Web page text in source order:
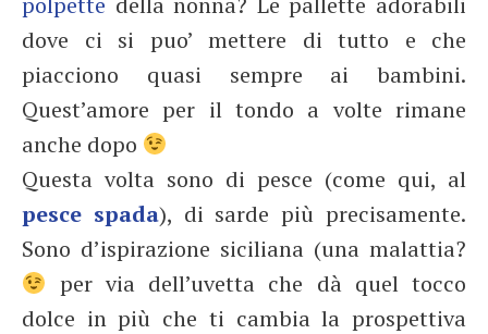
dove ci si puo’ mettere di tutto e che
piacciono quasi sempre ai bambini.
Quest’amore per il tondo a volte rimane
anche dopo
Questa volta sono di pesce (come qui, al
pesce spada), di sarde più precisamente.
Sono d’ispirazione siciliana (una malattia?
per via dell’uvetta che dà quel tocco
dolce in più che ti cambia la prospettiva